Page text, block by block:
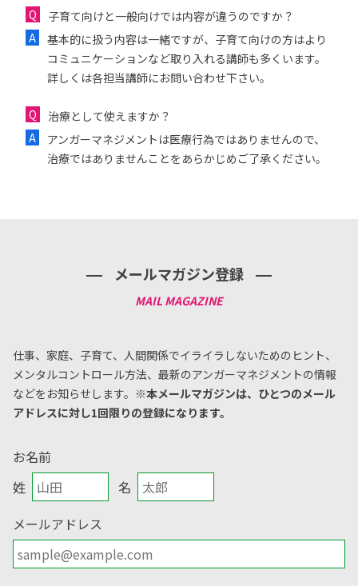
子育て向けと一般向けでは内容が違うのですか？
基本的に扱う内容は一緒ですが、子育て向けの方はより
コミュニケーションなど取り入れる講師も多くいます。
詳しくは各担当講師にお問い合わせ下さい。
治療として使えますか？
アンガーマネジメントは医療行為ではありませんので、
治療ではありませんことをあらかじめご了承ください。
メールマガジン登録
仕事、家庭、子育て、人間関係でイライラしないためのヒント、
メンタルコントロール方法、 最新のアンガーマネジメントの情報
などをお知らせします。 ※本メールマガジンは、ひとつのメール
アドレスに対し1回限りの登録になります。
お名前
姓
名
メールアドレス